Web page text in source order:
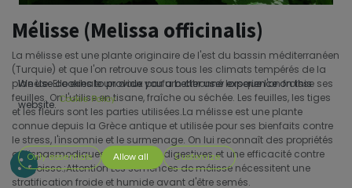
Mélisse (Melissa officinalis)
La mélisse est une plante originaire de l'est du bassin méditerranéen
(Turquie) et que l'on retrouve sous tous les climats tempérés de la
planète. Elle exhale un doux parfum citronné lorsque l'on froisse ses
feuilles. On l'utilise en tisane, fraîche ou séchée. Les feuilles, les tiges
et les fleurs sont les parties utilisées.La mélisse est une plante
connue depuis la Grèce antique et utilisée pour ses bienfaits contre
le stress, l'insomnie et le surmenage. On lui reconnaît des propriétés
antispasmodiques, antivirales, digestives et une efficacité contre
l'angoisse.;Attention Les semences de mélisse nécessitent une
stratification froide et humide avant d'être semés.
We use cookies to provide you a better user experience on this
website. Cookie Policy
Only essentials Allow all Customize